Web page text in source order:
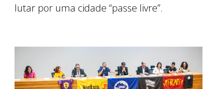
lutar por uma cidade “passe livre”.